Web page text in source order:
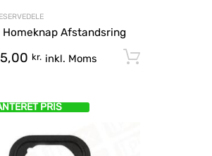
Homeknap Afstandsring
kr. inkl. Moms
PRIS